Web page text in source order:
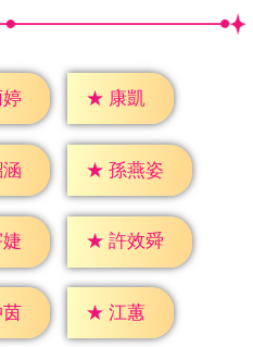
★ 康凱
★ 孫燕姿
★ 許效舜
★ 江蕙